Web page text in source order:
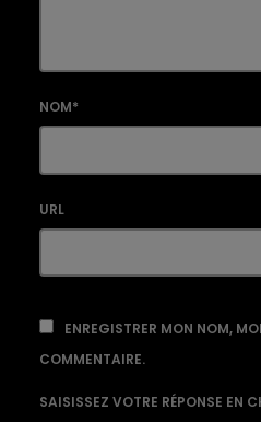
NOM*
URL
ENREGISTRER MON NOM,
COMMENTAIRE.
SAISISSEZ VOTRE RÉPONSE EN